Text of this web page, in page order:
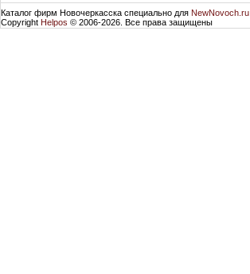
Каталог фирм Новочеркасска специально для NewNovoch.ru
Copyright Helpos © 2006-2026. Все права защищены